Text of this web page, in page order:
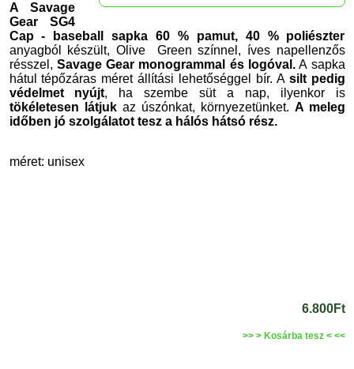
A Savage
Gear SG4
Cap - baseball sapka 60 % pamut, 40 % poliészter
anyagból készült, Olive Green színnel, íves napellenzős
résszel, Savage Gear monogrammal és logóval. A sapka
hátul tépőzáras méret állítási lehetőséggel bír. A silt pedig
védelmet nyújt, ha szembe süt a nap, ilyenkor is
tökéletesen látjukaz úszónkat, környezetünket. A meleg
időben jó szolgálatot tesz a hálós hátsó rész.
méret: unisex
6.800Ft
>> > Kosárba tesz < <<